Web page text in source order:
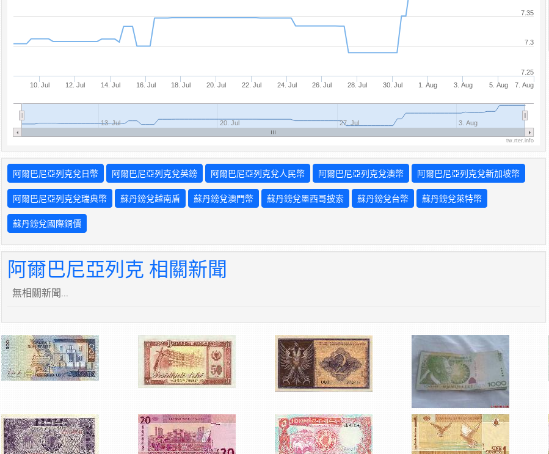
10. Jul 12. Jul 14. Jul 16. Jul 18. Jul 20. Jul 22. Jul 24. Jul 26. Jul 28. Jul 30. Jul 1. Aug 3. Aug 5. Aug 7. Aug
13. Jul 20. Jul 27. Jul 3. Aug
7.25
7.3
7.35
tw.rter.info
阿爾巴尼亞列克兌日幣 阿爾巴尼亞列克兌英鎊 阿爾巴尼亞列克兌人民幣 阿爾巴尼亞列克兌澳幣 阿爾巴尼亞列克兌新加坡幣
阿爾巴尼亞列克兌瑞典幣 蘇丹鎊兌越南盾 蘇丹鎊兌澳門幣 蘇丹鎊兌墨西哥披索 蘇丹鎊兌台幣 蘇丹鎊兌萊特幣
蘇丹鎊兌國際銅價
阿爾巴尼亞列克 相關新聞
無相關新聞...